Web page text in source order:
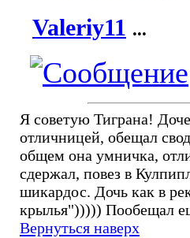
Valeriy11 ...
Я советую Тиграна!
отличницей, обещал
общем она умничка,
сдержал, повез в
шикардос. Дочь как в
крылья"))))) Пообещал
Вернуться наверх